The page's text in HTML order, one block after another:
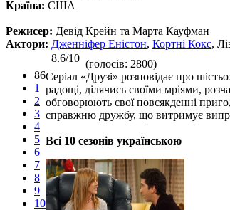
Країна: США
Режисер: Девід Крейн та Марта Кауфман
Актори: Дженніфер Еністон, Кортні Кокс,
86
1
2
3
4
5
6
7
8
9
10
8.6/10 (голосів: 2800)
Серіал «Друзі» розповідає про
радощі, ділячись своїми мріями,
обговорюють свої повсякденні
справжню дружбу, що витримує
Всі 10 сезонів українською